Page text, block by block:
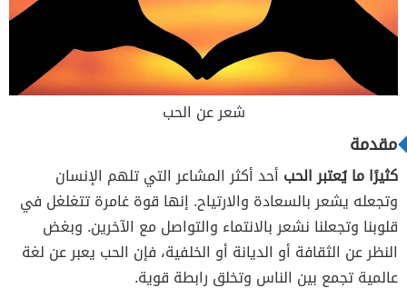
شعر عن الحب
مقدمة
كثيرًا ما يُعتبر الحب أحد أكثر المشاعر التي تلهم الإنسان
وتجعله يشعر بالسعادة والارتياح. إنها قوة غامرة تتغلغل في
قلوبنا وتجعلنا نشعر بالانتماء والتواصل مع الآخرين. وبغض
النظر عن الثقافة أو الديانة أو الخلفية، فإن الحب يعبر عن لغة
عالمية تجمع بين الناس وتخلق رابطة قوية.